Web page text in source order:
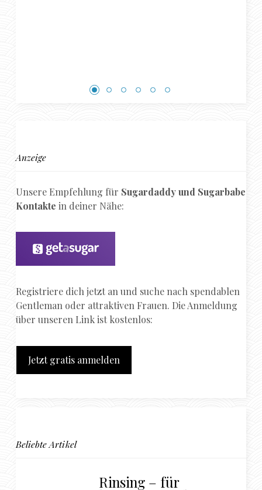
Anzeige
Unsere Empfehlung für Sugardaddy und Sugarbabe
Kontakte in deiner Nähe:
Registriere dich jetzt an und suche nach spendablen
Gentleman oder attraktiven Frauen. Die Anmeldung
über unseren Link ist kostenlos:
Jetzt gratis anmelden
Beliebte Artikel
Rinsing – für